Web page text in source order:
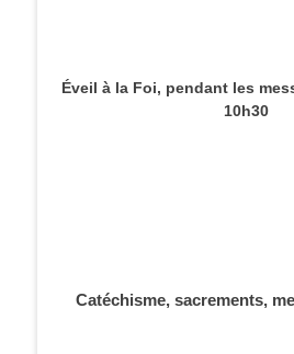
Éveil à la Foi, pendant les
10h30
Catéchisme, sacrements,